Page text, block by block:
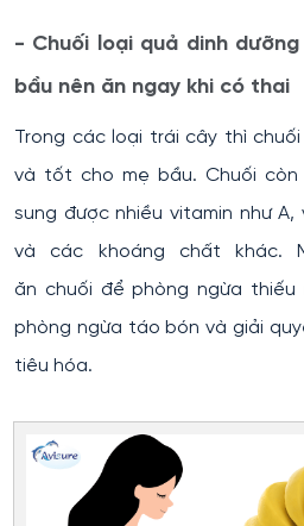
- Chuối loại quả dinh
bầu nên ăn ngay khi có thai
Trong các loại trái cây thì
và tốt cho mẹ bầu. Chuối
sung được nhiều vitamin như
và các khoáng chất khác.
ăn chuối để phòng ngừa thiếu
phòng ngừa táo bón và giải
tiêu hóa.